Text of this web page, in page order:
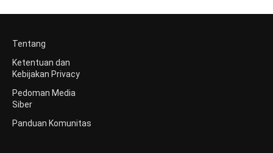
Tentang
Ketentuan dan
Kebijakan Privacy
Pedoman Media
Siber
Panduan Komunitas